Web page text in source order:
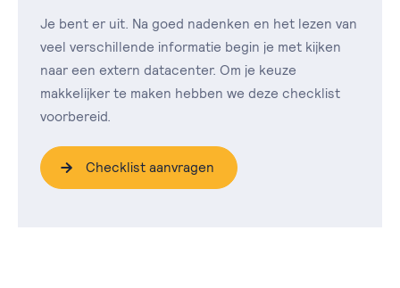
Je bent er uit. Na goed nadenken en het lezen van
veel verschillende informatie begin je met kijken
naar een extern datacenter. Om je keuze
makkelijker te maken hebben we deze checklist
voorbereid.
Checklist aanvragen